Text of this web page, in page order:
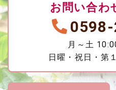
お問い合わ
月～土
日曜・祝日・第